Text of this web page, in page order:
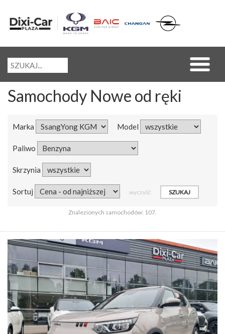
Samochody Nowe od ręki
Marka Model
Paliwo
Skrzynia
Sortuj wyczyść
Znalezionych samochodów: 107.